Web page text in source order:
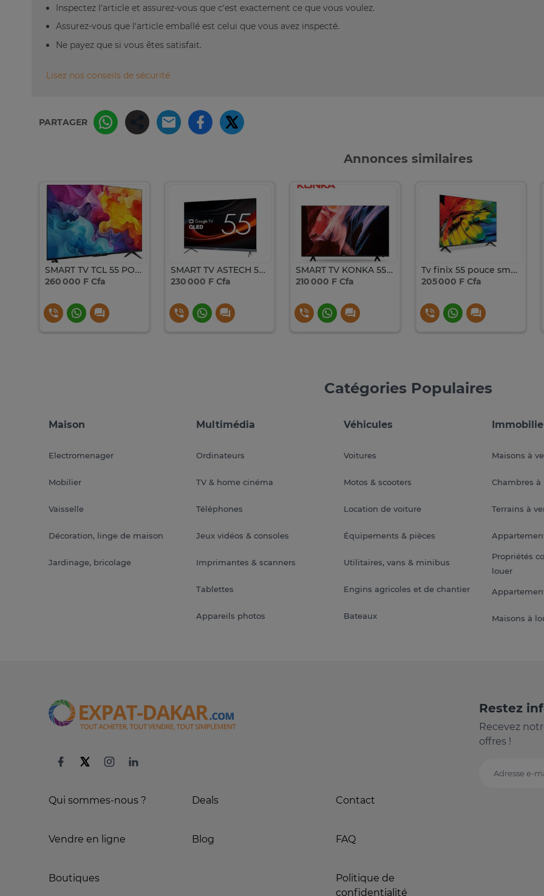
Inspectez l’article et assurez-vous que c’est exactement ce que vous voulez.
Assurez-vous que l’article emballé est celui que vous avez inspecté.
Ne payez que si vous êtes satisfait.
Lisez nos conseils de sécurité
PARTAGER
Annonces similaires
SMART TV TCL 55 POUCES 4K UHD ANDROID GOOGLE TV 139 CM
260 000 F Cfa
SMART TV ASTECH 55 POUCES 4K UHD ANDROID GOOGLE TV QLED
230 000 F Cfa
SMART TV KONKA 55 POUCES 4K UHD
210 000 F Cfa
Tv finix 55 pouce smart tv
205 000 F Cfa
Catégories Populaires
Maison
Electromenager
Mobilier
Vaisselle
Décoration, linge de maison
Jardinage, bricolage
Multimédia
Ordinateurs
TV & home cinéma
Téléphones
Jeux vidéos & consoles
Imprimantes & scanners
Tablettes
Appareils photos
Véhicules
Voitures
Motos & scooters
Location de voiture
Équipements & pièces
Utilitaires, vans & minibus
Engins agricoles et de chantier
Bateaux
Maisons à
Chambres à
Terrains à
Propriétés
louer
Maisons à
Qui sommes-nous ?
Vendre en ligne
Boutiques
Deals
Blog
Contact
FAQ
Politique de
confidentialité
Restez
Recevez
offres !
Adresse e-